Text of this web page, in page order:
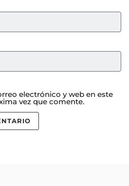
electrónico y web en este
vez que comente.